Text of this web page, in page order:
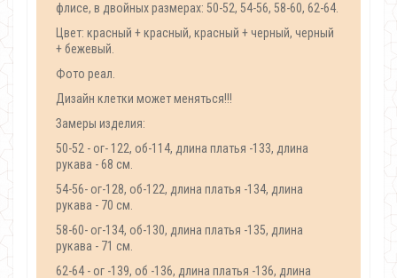
флисе, в двойных размерах: 50-52, 54-56, 58-60, 62-64.
Цвет: красный + красный, красный + черный, черный
+ бежевый.
Фото реал.
Дизайн клетки может меняться!!!
Замеры изделия:
50-52 - ог- 122, об-114, длина платья -133, длина
рукава - 68 см.
54-56- ог-128, об-122, длина платья -134, длина
рукава - 70 см.
58-60- ог-134, об-130, длина платья -135, длина
рукава - 71 см.
62-64 - ог -139, об -136, длина платья -136, длина